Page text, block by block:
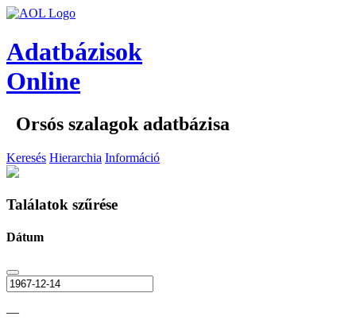
Adatbázisok
Online
Orsós szalagok adatbázisa
Keresés Hierarchia Információ
Találatok szűrése
Dátum
—